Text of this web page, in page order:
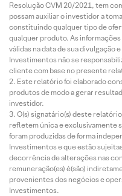
Resolução CVM 20/2021, tem
possam auxiliar o investidor a
constituindo qualquer tipo de
qualquer produto. As
válidas na data de sua divulgação
Investimentos não se
cliente com base no presente
Este relatório foi elaborado
produtos de modo a gerar
investidor.
O(s) signatário(s) deste
refletem única e exclusivamente
foram produzidas de forma
Investimentos e que estão
decorrência de alterações nas
remuneração(es) é(são)
provenientes dos negócios e
Investimentos.